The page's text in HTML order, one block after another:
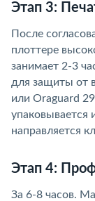
Этап 3:
После
плоттере
занимает 2-3
для защиты от
или Oraguard
упаковывается
направляется
Этап 4:
За 6-8 часов.